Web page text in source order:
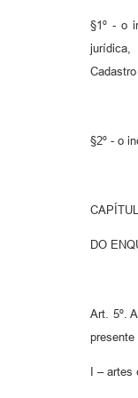
§1º - o
jurídica,
§2º - o
DO
Art. 5º.
I –